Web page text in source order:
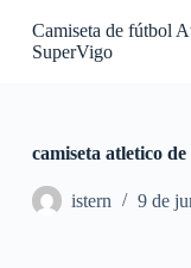
SCamiseta de fútbol
SuperVigo
camiseta atletico
istern 9 de